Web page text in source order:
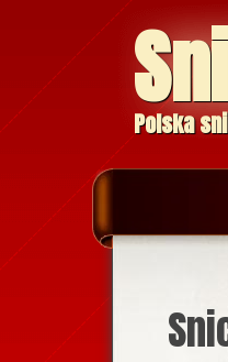
Polska